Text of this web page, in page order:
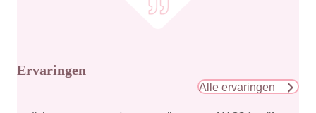
Ervaringen
Alle ervaringen